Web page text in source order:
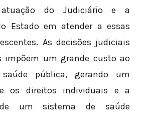
do Judiciário e a
Estado em atender a essas
As decisões judiciais
impõem um grande custo ao
pública, gerando um
os direitos individuais e a
de um sistema de saúde